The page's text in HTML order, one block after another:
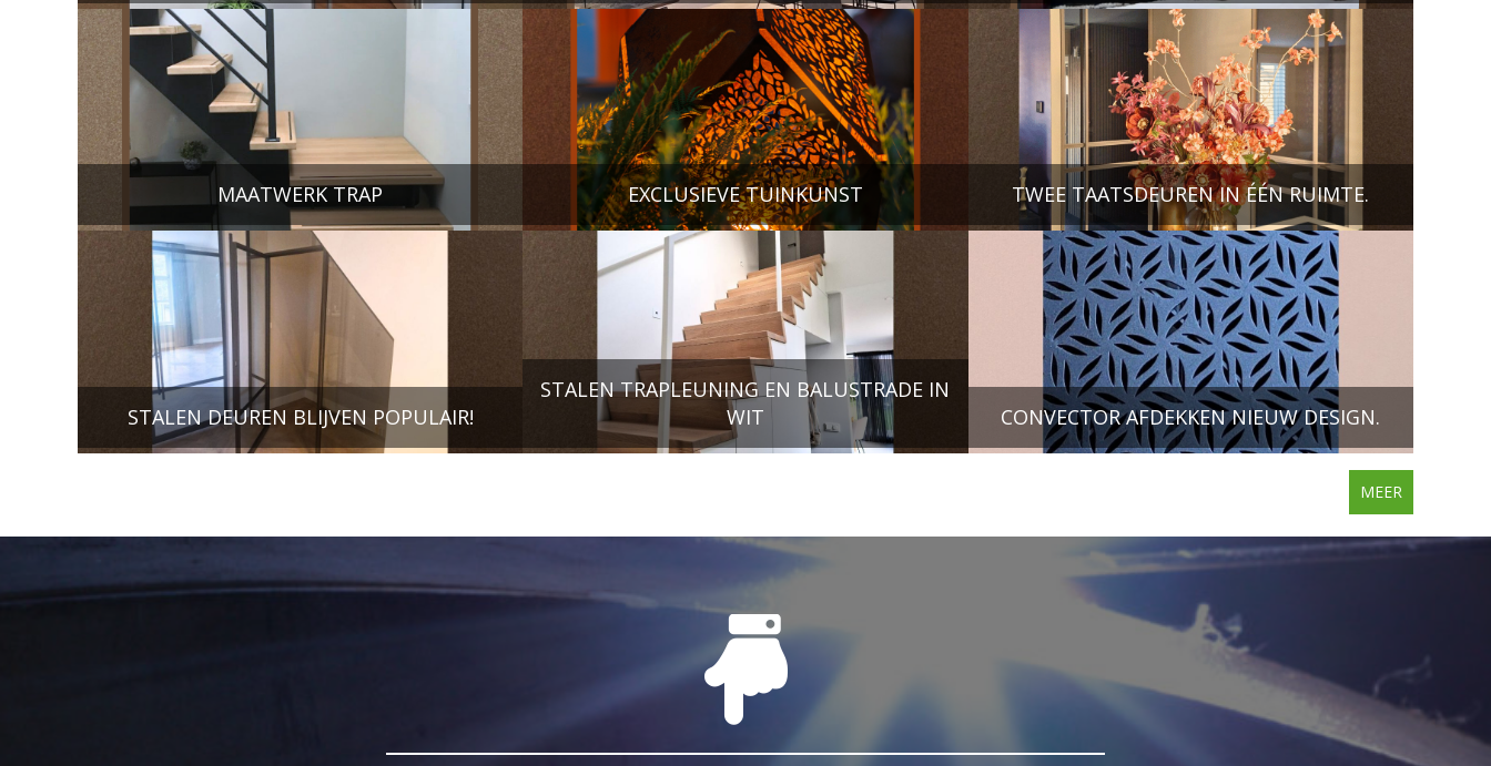
MAATWERK TRAP EXCLUSIEVE TUINKUNST TWEE TAATSDEUREN IN ÉÉN RUIMTE.
STALEN DEUREN BLIJVEN POPULAIR!
STALEN TRAPLEUNING EN BALUSTRADE IN
WIT
CONVECTOR AFDEKKEN NIEUW DESIGN.
MEER